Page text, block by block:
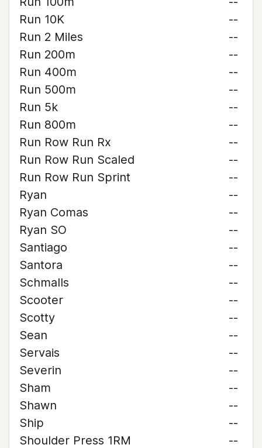
Run 10K
--
Run 2 Miles
--
Run 200m
--
Run 400m
--
Run 500m
--
Run 5k
--
Run 800m
--
Run Row Run Rx
--
Run Row Run Scaled
--
Run Row Run Sprint
--
Ryan
--
Ryan Comas
--
Ryan SO
--
Santiago
--
Santora
--
Schmalls
--
Scooter
--
Scotty
--
Sean
--
Servais
--
Severin
--
Sham
--
Shawn
--
Ship
--
Shoulder Press 1RM
--